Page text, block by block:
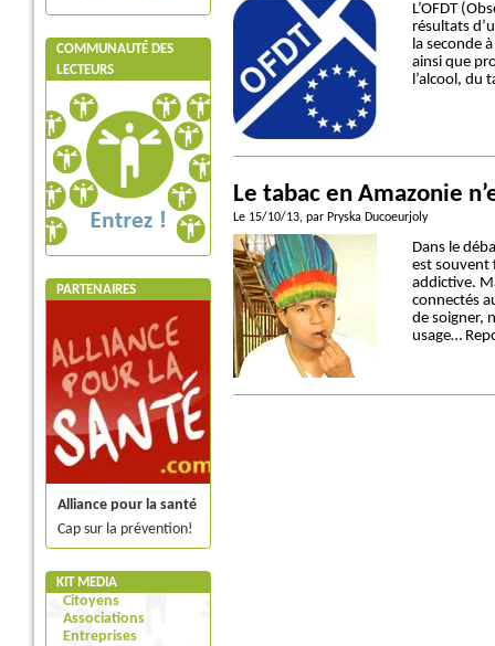
COMMUNAUTÉ DES
LECTEURS
PARTENAIRES
Alliance pour la santé
Cap sur la prévention!
KIT MEDIA
Citoyens
Associations
Entreprises
L’OFDT
résultats
la seconde
ainsi que
l’alcool, du
Le tabac en Amazonie
Le 15/10/13, par Pryska Ducoeurjoly
Dans le
est souvent
addictive.
connectés
de soigner,
usage…